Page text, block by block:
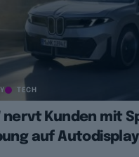
TECH
nervt Kunden mit
auf Autodisplay